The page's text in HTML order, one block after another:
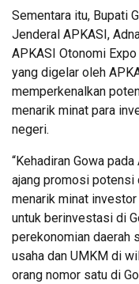
Sementara itu, Bupati
Jenderal APKASI,
APKASI Otonomi
yang digelar oleh
memperkenalkan
menarik minat para
negeri.
“Kehadiran Gowa
ajang promosi potensi
menarik minat
untuk berinvestasi di
perekonomian daerah
usaha dan UMKM di
orang nomor satu di